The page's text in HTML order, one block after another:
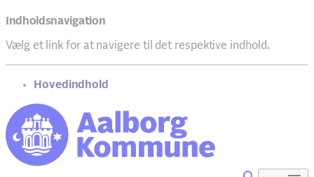
Indholdsnavigation
Vælg et link for at navigere til det respektive indhold.
gå til
Hovedindhold